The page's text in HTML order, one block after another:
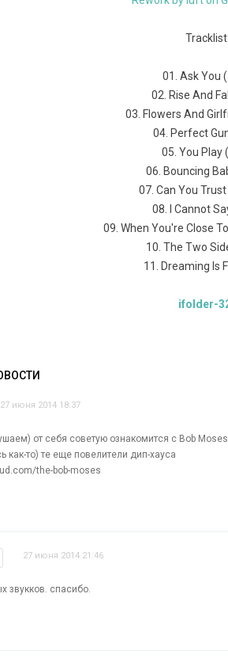
Tracklist:
01. Ask You
02. Rise And
03. Flowers And
04. Perfect
05. You Play
06. Bouncing
07. Can You
08. I Cannot
09. When You're Close
10. The Two
11. Dreaming Is
ifolder-
27 июня 2014 18:37
от себя советую ознакомится с Bob
как-то) те еще повелители дип-хауса
the-bob-moses
27 июня 2014 21:46
звукков. спасибо.